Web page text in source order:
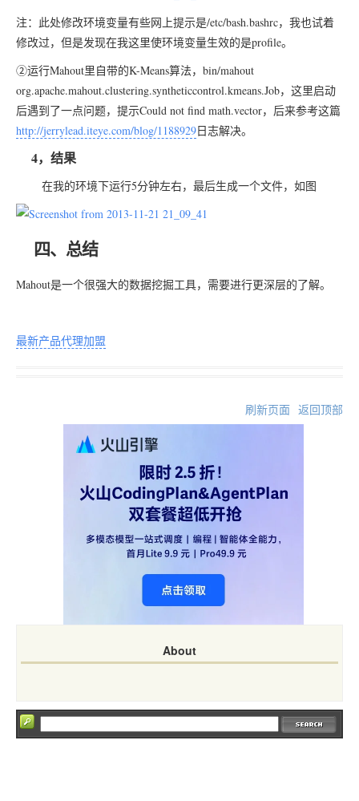
注：此处修改环境变量有些网上提示是/etc/bash.bashrc，我也试着
修改过，但是发现在我这里使环境变量生效的是profile。
②运行Mahout里自带的K-Means算法，bin/mahout
org.apache.mahout.clustering.syntheticcontrol.kmeans.Job，这里启动
后遇到了一点问题，提示Could not find math.vector，后来参考这篇
http://jerrylead.iteye.com/blog/1188929日志解决。
4，结果
在我的环境下运行5分钟左右，最后生成一个文件，如图
四、总结
Mahout是一个很强大的数据挖掘工具，需要进行更深层的了解。
最新产品代理加盟
刷新页面 返回顶部
About